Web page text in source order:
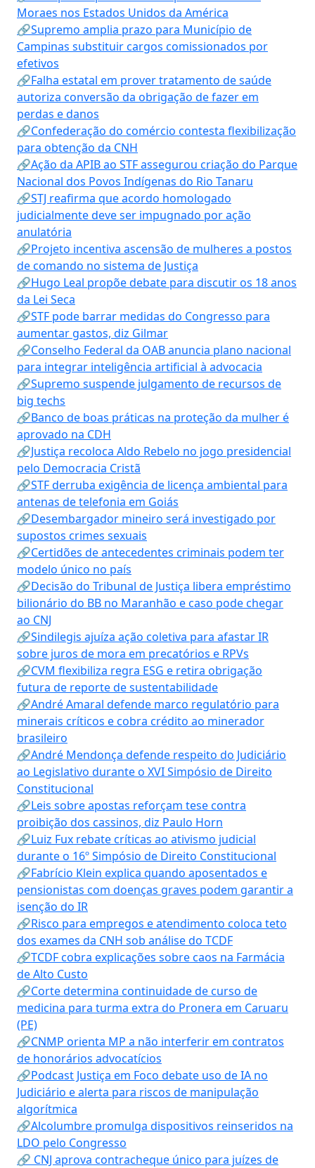
Moraes nos Estados Unidos da América
🔗Supremo amplia prazo para Município de
Campinas substituir cargos comissionados por
efetivos
🔗Falha estatal em prover tratamento de saúde
autoriza conversão da obrigação de fazer em
perdas e danos
🔗Confederação do comércio contesta flexibilização
para obtenção da CNH
🔗Ação da APIB ao STF assegurou criação do Parque
Nacional dos Povos Indígenas do Rio Tanaru
🔗STJ reafirma que acordo homologado
judicialmente deve ser impugnado por ação
anulatória
🔗Projeto incentiva ascensão de mulheres a postos
de comando no sistema de Justiça
🔗Hugo Leal propõe debate para discutir os 18 anos
da Lei Seca
🔗STF pode barrar medidas do Congresso para
aumentar gastos, diz Gilmar
🔗Conselho Federal da OAB anuncia plano nacional
para integrar inteligência artificial à advocacia
🔗Supremo suspende julgamento de recursos de
big techs
🔗Banco de boas práticas na proteção da mulher é
aprovado na CDH
🔗Justiça recoloca Aldo Rebelo no jogo presidencial
pelo Democracia Cristã
🔗STF derruba exigência de licença ambiental para
antenas de telefonia em Goiás
🔗Desembargador mineiro será investigado por
supostos crimes sexuais
🔗Certidões de antecedentes criminais podem ter
modelo único no país
🔗Decisão do Tribunal de Justiça libera empréstimo
bilionário do BB no Maranhão e caso pode chegar
ao CNJ
🔗Sindilegis ajuíza ação coletiva para afastar IR
sobre juros de mora em precatórios e RPVs
🔗CVM flexibiliza regra ESG e retira obrigação
futura de reporte de sustentabilidade
🔗André Amaral defende marco regulatório para
minerais críticos e cobra crédito ao minerador
brasileiro
🔗André Mendonça defende respeito do Judiciário
ao Legislativo durante o XVI Simpósio de Direito
Constitucional
🔗Leis sobre apostas reforçam tese contra
proibição dos cassinos, diz Paulo Horn
🔗Luiz Fux rebate críticas ao ativismo judicial
durante o 16º Simpósio de Direito Constitucional
🔗Fabrício Klein explica quando aposentados e
pensionistas com doenças graves podem garantir a
isenção do IR
🔗Risco para empregos e atendimento coloca teto
dos exames da CNH sob análise do TCDF
🔗TCDF cobra explicações sobre caos na Farmácia
de Alto Custo
🔗Corte determina continuidade de curso de
medicina para turma extra do Pronera em Caruaru
(PE)
🔗CNMP orienta MP a não interferir em contratos
de honorários advocatícios
🔗Podcast Justiça em Foco debate uso de IA no
Judiciário e alerta para riscos de manipulação
algorítmica
🔗Alcolumbre promulga dispositivos reinseridos na
LDO pelo Congresso
🔗 CNJ aprova contracheque único para juízes de